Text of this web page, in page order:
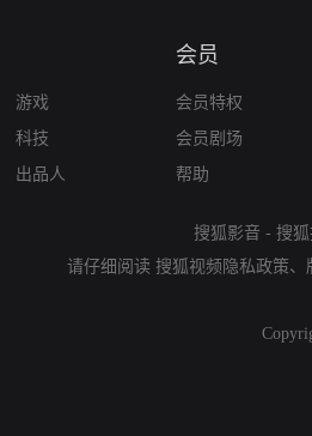
游戏
科技
出品人
会员
会员特权
会员剧场
帮助
搜狐影音 - 搜
请仔细阅读 搜狐视频隐私政策、